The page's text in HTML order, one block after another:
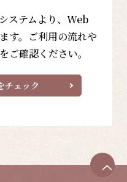
ステムより、Web
す。ご利用の流れや
ご確認ください。
チェック
ペ